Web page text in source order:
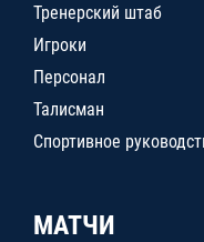
Тренерский штаб
Игроки
Персонал
Талисман
Спортивное
МАТЧИ